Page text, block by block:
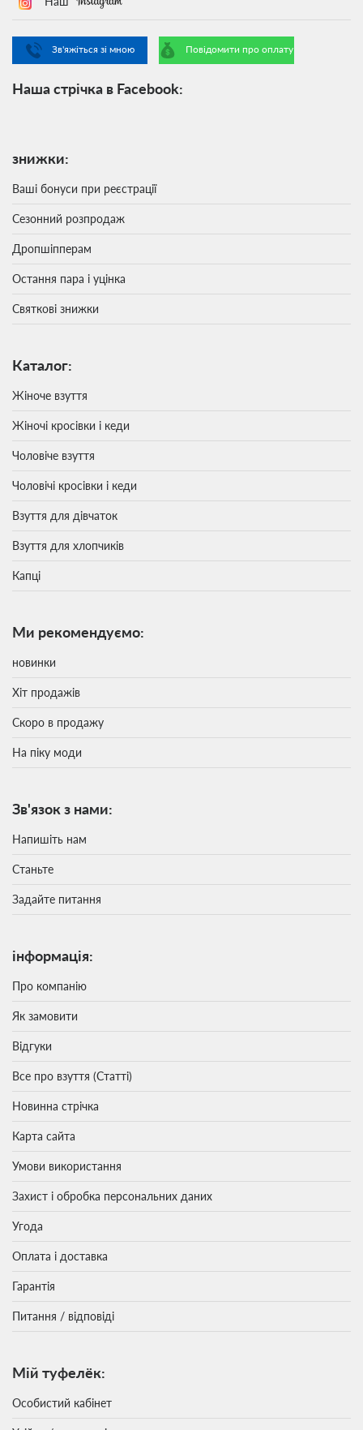
Зв'яжіться зі мною Повідомити про оплату
Наша стрічка в Facebook:
знижки:
Ваші бонуси при реєстрації
Сезонний розпродаж
Дропшіпперам
Остання пара і уцінка
Святкові знижки
Каталог:
Жіноче взуття
Жіночі кросівки і кеди
Чоловіче взуття
Чоловічі кросівки і кеди
Взуття для дівчаток
Взуття для хлопчиків
Капці
Ми рекомендуємо:
новинки
Хіт продажів
Скоро в продажу
На піку моди
Зв'язок з нами:
Напишіть нам
Станьте
Задайте питання
інформація:
Про компанію
Як замовити
Відгуки
Все про взуття (Статті)
Новинна стрічка
Карта сайта
Умови використання
Захист і обробка персональних даних
Угода
Оплата і доставка
Гарантія
Питання / відповіді
Мій туфелёк:
Особистий кабінет